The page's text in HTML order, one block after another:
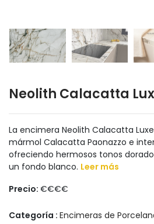
Neolith Calacatta
La encimera Neolith Calacatta
mármol Calacatta Paonazzo e
ofreciendo hermosos tonos
un fondo blanco. Leer más
Precio: €€€€
Categoría : Encimeras de